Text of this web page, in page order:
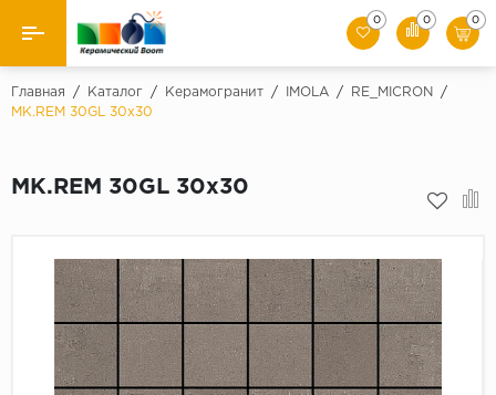
Назад
Керамическая плитка
Мозаики
Искусственный камень
Клинкер
0 0 0
Главная / Каталог / Керамогранит / IMOLA / RE_MICRON
/
MK.REM 30GL 30x30
MK.REM 30GL 30x30